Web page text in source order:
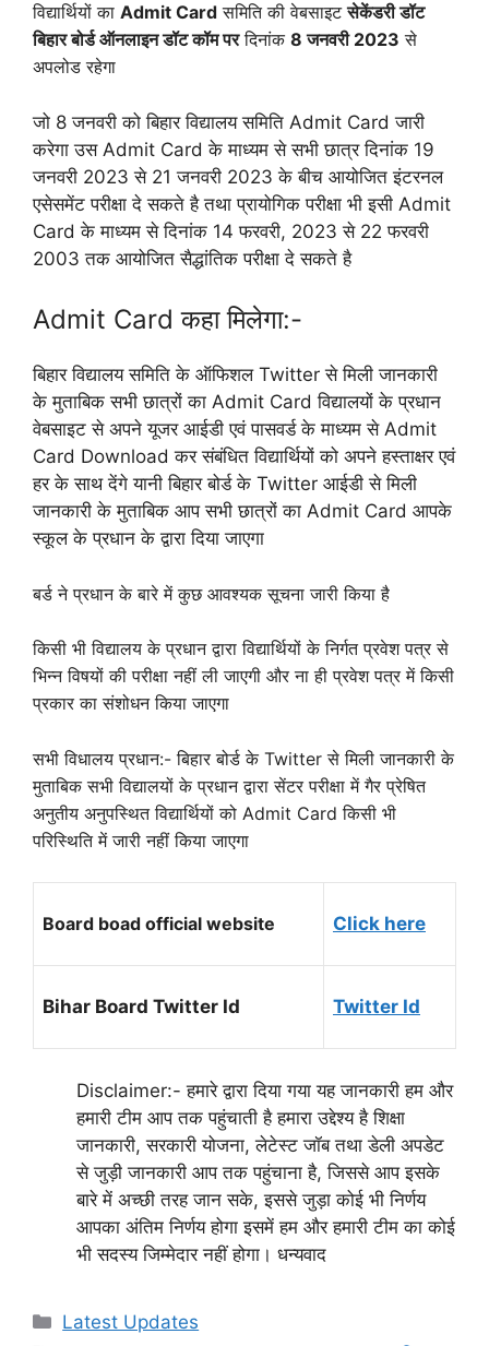
विद्यार्थियों का Admit Card समिति की वेबसाइटसेकेंडरी डॉट
बिहार बोर्ड ऑनलाइन डॉट कॉम परदिनांक 8 जनवरी 2023 से
अपलोड रहेगा
जो 8 जनवरी को बिहार विद्यालय समिति Admit Card जारी
करेगा उस Admit Card के माध्यम से सभी छात्र दिनांक 19
जनवरी 2023 से 21 जनवरी 2023 के बीच आयोजित इंटरनल
एसेसमेंट परीक्षा दे सकते है तथा प्रायोगिक परीक्षा भी इसी Admit
Card के माध्यम से दिनांक 14 फरवरी, 2023 से 22 फरवरी
2003 तक आयोजित सैद्धांतिक परीक्षा दे सकते है
Admit Card कहा मिलेगा:-
बिहार विद्यालय समिति के ऑफिशल Twitter से मिली जानकारी
के मुताबिक सभी छात्रों का Admit Card विद्यालयों के प्रधान
वेबसाइट से अपने यूजर आईडी एवं पासवर्ड के माध्यम से Admit
Card Download कर संबंधित विद्यार्थियों को अपने हस्ताक्षर एवं
हर के साथ देंगे यानी बिहार बोर्ड के Twitter आईडी से मिली
जानकारी के मुताबिक आप सभी छात्रों का Admit Card आपके
स्कूल के प्रधान के द्वारा दिया जाएगा
बर्ड ने प्रधान के बारे में कुछ आवश्यक सूचना जारी किया है
किसी भी विद्यालय के प्रधान द्वारा विद्यार्थियों के निर्गत प्रवेश पत्र से
भिन्न विषयों की परीक्षा नहीं ली जाएगी और ना ही प्रवेश पत्र में किसी
प्रकार का संशोधन किया जाएगा
सभी विधालय प्रधान:- बिहार बोर्ड के Twitter से मिली जानकारी के
मुताबिक सभी विद्यालयों के प्रधान द्वारा सेंटर परीक्षा में गैर प्रेषित
अनुतीय अनुपस्थित विद्यार्थियों को Admit Card किसी भी
परिस्थिति में जारी नहीं किया जाएगा
Board boad official website Click here
Bihar Board Twitter Id Twitter Id
Disclaimer:- हमारे द्वारा दिया गया यह जानकारी हम और
हमारी टीम आप तक पहुंचाती है हमारा उद्देश्य है शिक्षा
जानकारी, सरकारी योजना, लेटेस्ट जॉब तथा डेली अपडेट
से जुड़ी जानकारी आप तक पहुंचाना है, जिससे आप इसके
बारे में अच्छी तरह जान सके, इससे जुड़ा कोई भी निर्णय
आपका अंतिम निर्णय होगा इसमें हम और हमारी टीम का कोई
भी सदस्य जिम्मेदार नहीं होगा। धन्यवाद
Categories
Latest Updates